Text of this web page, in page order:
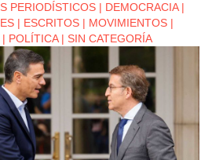
PERIODÍSTICOS| DEMOCRACIA|
| ESCRITOS| MOVIMIENTOS|
POLÍTICA| SIN CATEGORÍA